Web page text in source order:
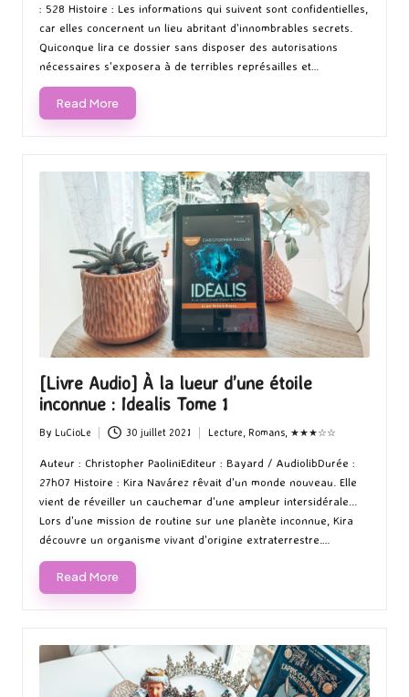
: 528 Histoire : Les informations qui suivent sont confidentielles,
car elles concernent un lieu abritant d'innombrables secrets.
Quiconque lira ce dossier sans disposer des autorisations
nécessaires s'exposera à de terribles représailles et…
Read More
[Livre Audio] À la lueur d’une étoile
inconnue : Idealis Tome 1
Posted
by
By LuCioLe 30 juillet 2021
in
Lecture, Romans, ★★★☆☆
Auteur : Christopher PaoliniEditeur : Bayard / AudiolibDurée :
27h07 Histoire : Kira Navárez rêvait d'un monde nouveau. Elle
vient de réveiller un cauchemar d'une ampleur intersidérale...
Lors d'une mission de routine sur une planète inconnue, Kira
découvre un organisme vivant d'origine extraterrestre.…
Read More